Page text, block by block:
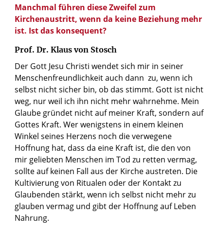
Manchmal führen diese Zweifel zum
Kirchenaustritt, wenn da keine Beziehung mehr
ist. Ist das konsequent?
Prof. Dr. Klaus von Stosch
Der Gott Jesu Christi wendet sich mir in seiner
Menschenfreundlichkeit auch dann zu, wenn ich
selbst nicht sicher bin, ob das stimmt. Gott ist nicht
weg, nur weil ich ihn nicht mehr wahrnehme. Mein
Glaube gründet nicht auf meiner Kraft, sondern auf
Gottes Kraft. Wer wenigstens in einem kleinen
Winkel seines Herzens noch die verwegene
Hoffnung hat, dass da eine Kraft ist, die den von
mir geliebten Menschen im Tod zu retten vermag,
sollte auf keinen Fall aus der Kirche austreten. Die
Kultivierung von Ritualen oder der Kontakt zu
Glaubenden stärkt, wenn ich selbst nicht mehr zu
glauben vermag und gibt der Hoffnung auf Leben
Nahrung.